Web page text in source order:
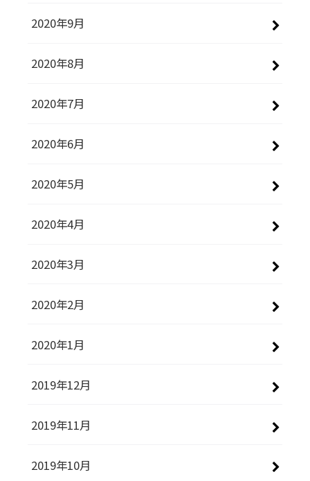
2020年9月
2020年8月
2020年7月
2020年6月
2020年5月
2020年4月
2020年3月
2020年2月
2020年1月
2019年12月
2019年11月
2019年10月